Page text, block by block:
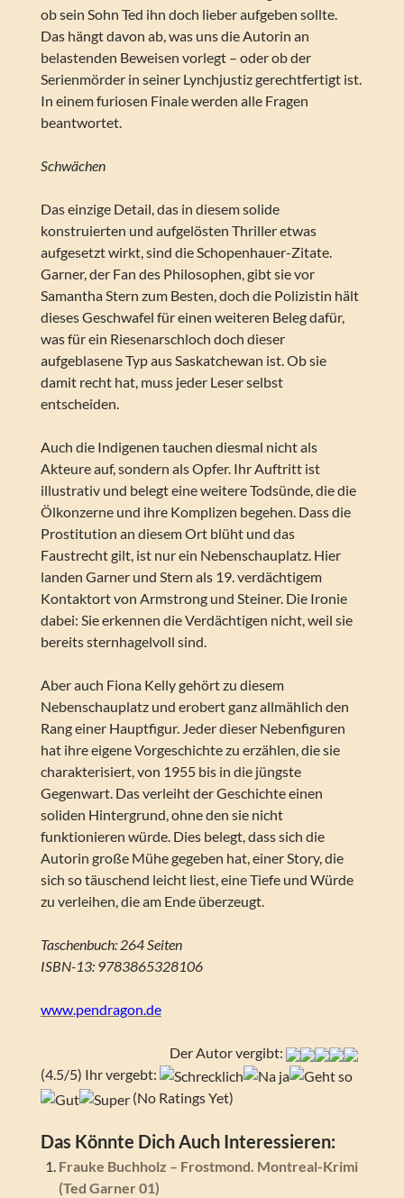
ob sein Sohn Ted ihn doch lieber aufgeben sollte.
Das hängt davon ab, was uns die Autorin an
belastenden Beweisen vorlegt – oder ob der
Serienmörder in seiner Lynchjustiz gerechtfertigt ist.
In einem furiosen Finale werden alle Fragen
beantwortet.
Schwächen
Das einzige Detail, das in diesem solide
konstruierten und aufgelösten Thriller etwas
aufgesetzt wirkt, sind die Schopenhauer-Zitate.
Garner, der Fan des Philosophen, gibt sie vor
Samantha Stern zum Besten, doch die Polizistin hält
dieses Geschwafel für einen weiteren Beleg dafür,
was für ein Riesenarschloch doch dieser
aufgeblasene Typ aus Saskatchewan ist. Ob sie
damit recht hat, muss jeder Leser selbst
entscheiden.
Auch die Indigenen tauchen diesmal nicht als
Akteure auf, sondern als Opfer. Ihr Auftritt ist
illustrativ und belegt eine weitere Todsünde, die die
Ölkonzerne und ihre Komplizen begehen. Dass die
Prostitution an diesem Ort blüht und das
Faustrecht gilt, ist nur ein Nebenschauplatz. Hier
landen Garner und Stern als 19. verdächtigem
Kontaktort von Armstrong und Steiner. Die Ironie
dabei: Sie erkennen die Verdächtigen nicht, weil sie
bereits sternhagelvoll sind.
Aber auch Fiona Kelly gehört zu diesem
Nebenschauplatz und erobert ganz allmählich den
Rang einer Hauptfigur. Jeder dieser Nebenfiguren
hat ihre eigene Vorgeschichte zu erzählen, die sie
charakterisiert, von 1955 bis in die jüngste
Gegenwart. Das verleiht der Geschichte einen
soliden Hintergrund, ohne den sie nicht
funktionieren würde. Dies belegt, dass sich die
Autorin große Mühe gegeben hat, einer Story, die
sich so täuschend leicht liest, eine Tiefe und Würde
zu verleihen, die am Ende überzeugt.
Taschenbuch: 264 Seiten
ISBN-13: 9783865328106
www.pendragon.de
Der Autor vergibt:
(4.5/5) Ihr vergebt:
(No Ratings Yet)
Das Könnte Dich Auch Interessieren:
Frauke Buchholz – Frostmond. Montreal-Krimi
(Ted Garner 01)